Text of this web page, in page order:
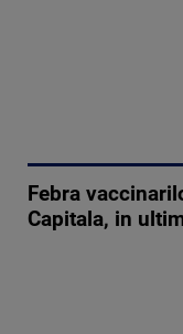
Febra
Capitala, in